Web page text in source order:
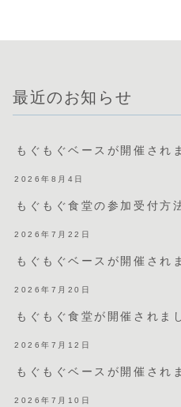
最近のお知らせ
もぐもぐベースが開催され
2026年8月4日
もぐもぐ食堂の参加受付方
2026年7月22日
もぐもぐベースが開催され
2026年7月20日
もぐもぐ食堂が開催されま
2026年7月12日
もぐもぐベースが開催され
2026年7月10日